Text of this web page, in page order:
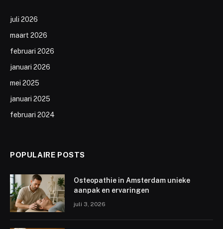
juli 2026
maart 2026
februari 2026
januari 2026
mei 2025
januari 2025
februari 2024
POPULAIRE POSTS
Osteopathie in Amsterdam unieke
aanpak en ervaringen
juli 3, 2026